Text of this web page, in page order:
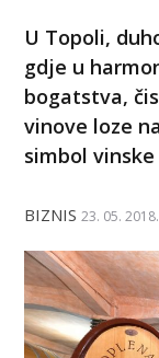
U Topoli,
gdje u
bogatstva,
vinove loze
simbol
BIZNIS 23. 05. 2018.